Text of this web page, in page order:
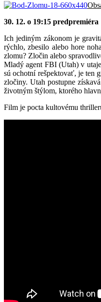
30. 12. o 19:15 predpremiéra
Ich jediným zákonom je
rýchlo, zbesilo alebo hore
zlomu? Zločin alebo
Mladý agent FBI (Utah) v
sú ochotní rešpektovať, je ten
zločiny. Utah postupne
životným štýlom, ktorého
Film je pocta kultovému